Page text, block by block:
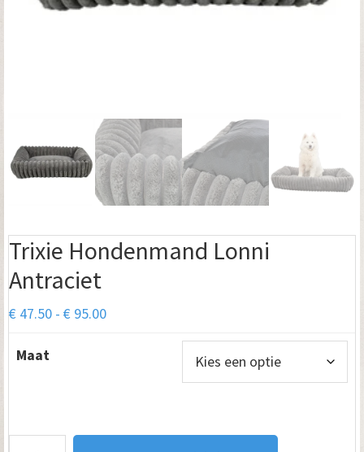
Trixie Hondenmand Lonni
Antraciet
€ 47.50 - € 95.00Prijsklasse:
Maat